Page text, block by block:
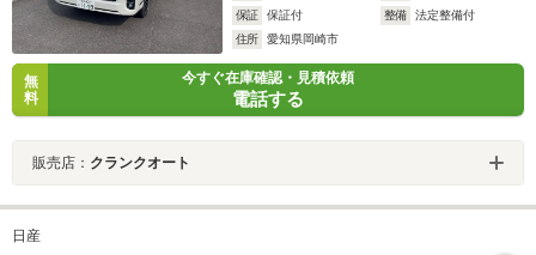
保証
保証付 整備
法定整備付
住所
愛知県岡崎市
無
料
今すぐ在庫確認・見積依頼
電話する
販売店： クランクオート
日産